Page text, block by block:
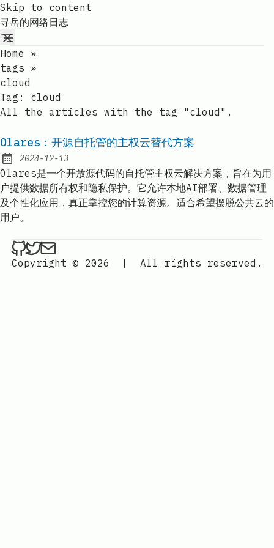
Skip to content
寻岳的网络日志
Home
»
tags »
cloud
Tag: cloud
All the articles with the tag "cloud".
Olares：开源自托管的主权云替代方案
Published:
2024-12-13
Olares是一个开放源代码的自托管主权云解决方案，旨在为用
户提供数据所有权和隐私保护。它允许本地AI部署、数据管理
及个性化应用，真正掌控您的计算资源。适合希望摆脱公共云的
用户。
ethan4768 on Github
ethan4768 on Twitter
Send an email to
Copyright © 2026
| All rights reserved.